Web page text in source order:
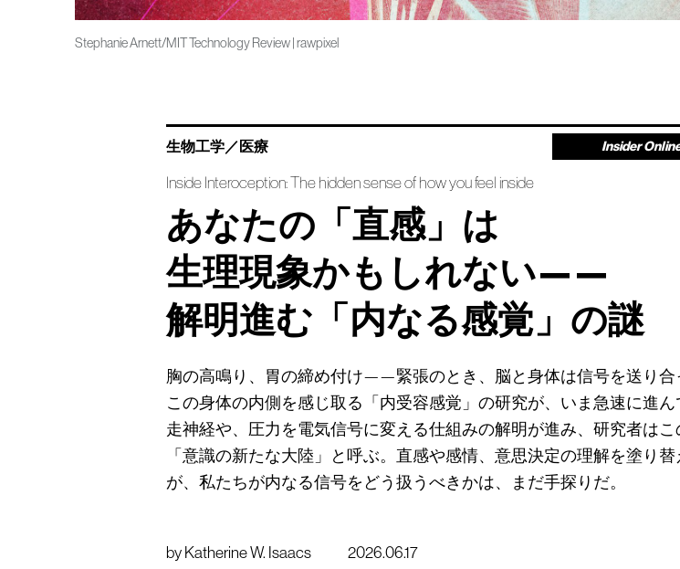
Stephanie Arnett/MIT Technology Review | rawpixel
生物工学／医療 Insider
Inside Interoception: The hidden sense of how you feel inside
あなたの「直感」は
生理現象かもしれない——
解明進む「内なる感覚」の謎
胸の高鳴り、胃の締め付け——緊張のとき、脳と身体は信号を送り合
この身体の内側を感じ取る「内受容感覚」の研究が、いま急速に進ん
走神経や、圧力を電気信号に変える仕組みの解明が進み、研究者はこ
「意識の新たな大陸」と呼ぶ。直感や感情、意思決定の理解を塗り替
が、私たちが内なる信号をどう扱うべきかは、まだ手探りだ。
by Katherine W. Isaacs 2026.06.17